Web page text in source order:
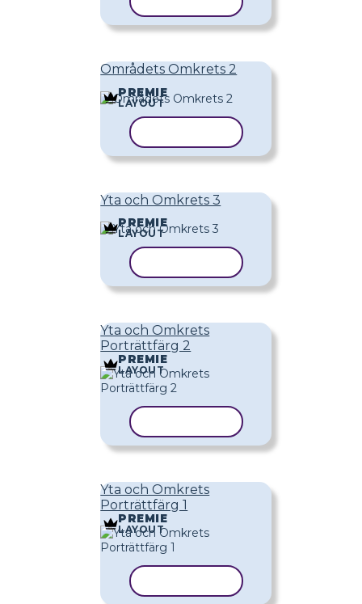
Områdets Omkrets 2
PREMIE
LAYOUT
Yta och Omkrets 3
PREMIE
LAYOUT
Yta och Omkrets
Porträttfärg 2
PREMIE
LAYOUT
Yta och Omkrets
Porträttfärg 1
PREMIE
LAYOUT